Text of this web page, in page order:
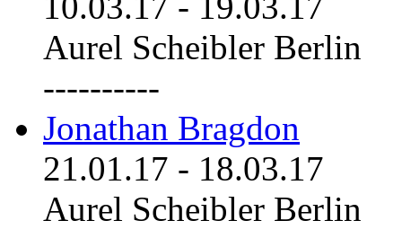
Aurel Scheibler Berlin
----------
Jonathan Bragdon
21.01.17 - 18.03.17
Aurel Scheibler Berlin